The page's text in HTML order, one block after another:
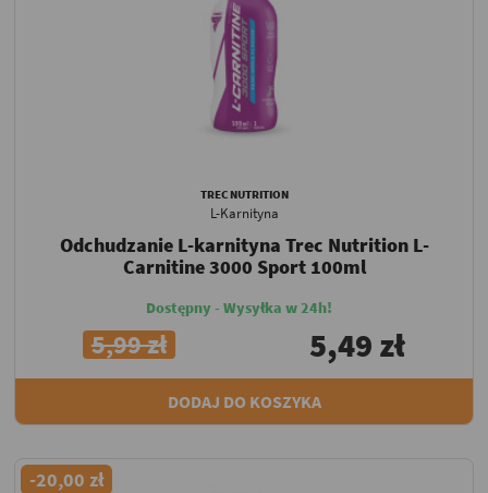
TREC NUTRITION
L-Karnityna
Odchudzanie L-karnityna Trec Nutrition L-
Carnitine 3000 Sport 100ml
Dostępny - Wysyłka w 24h!
5,99 zł 5,49 zł
DODAJ DO KOSZYKA
-20,00 zł